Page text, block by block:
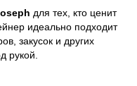
для тех, кто ценит
идеально подходит
закусок и других
рукой.